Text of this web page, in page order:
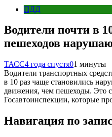
ПДД
Водители почти в
пешеходов
ТАСС4 года спустя01 минуты
Водители транспортных
в 10 раз чаще становились
движения, чем пешеходы. Это
Госавтоинспекции, которые
Навигация по